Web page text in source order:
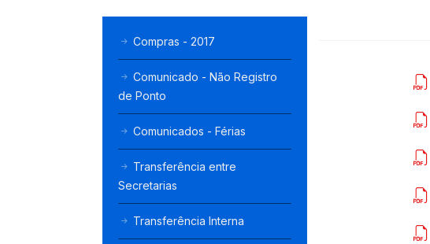
Compras - 2017
Comunicado - Não Registro
de Ponto
Comunicados - Férias
Transferência entre
Secretarias
Transferência Interna